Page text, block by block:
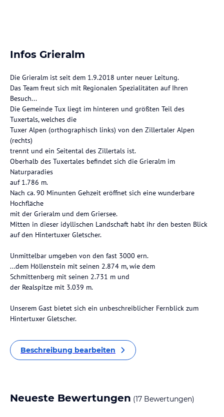
Infos Grieralm
Die Grieralm ist seit dem 1.9.2018 unter neuer Leitung.
Das Team freut sich mit Regionalen Spezialitäten auf Ihren
Besuch...
Die Gemeinde Tux liegt im hinteren und größten Teil des
Tuxertals, welches die
Tuxer Alpen (orthographisch links) von den Zillertaler Alpen
(rechts)
trennt und ein Seitental des Zillertals ist.
Oberhalb des Tuxertales befindet sich die Grieralm im
Naturparadies
auf 1.786 m.
Nach ca. 90 Minunten Gehzeit eröffnet sich eine wunderbare
Hochfläche
mit der Grieralm und dem Griersee.
Mitten in dieser idyllischen Landschaft habt ihr den besten Blick
auf den Hintertuxer Gletscher.
Unmittelbar umgeben von den fast 3000 ern.
...dem Höllenstein mit seinen 2.874 m, wie dem
Schmittenberg mit seinen 2.731 m und
der Realspitze mit 3.039 m.
Unserem Gast bietet sich ein unbeschreiblicher Fernblick zum
Hintertuxer Gletscher.
Beschreibung bearbeiten
Neueste Bewertungen (17 Bewertungen)